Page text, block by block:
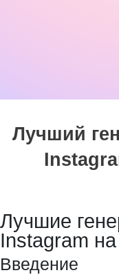
Лучший
Лучшие
Instagram
Введение